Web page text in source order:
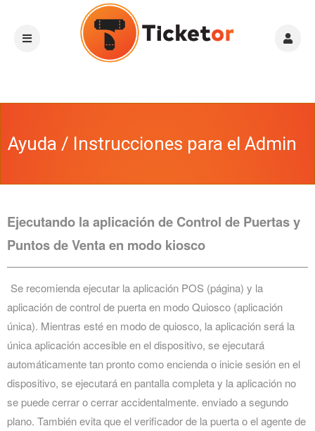
Ayuda / Instrucciones para el Admin
Ejecutando la aplicación de Control de Puertas y
Puntos de Venta en modo kiosco
Se recomienda ejecutar la aplicación POS (página) y la
aplicación de control de puerta en modo Quiosco (aplicación
única). Mientras esté en modo de quiosco, la aplicación será la
única aplicación accesible en el dispositivo, se ejecutará
automáticamente tan pronto como encienda o inicie sesión en el
dispositivo, se ejecutará en pantalla completa y la aplicación no
se puede cerrar o cerrar accidentalmente. enviado a segundo
plano. También evita que el verificador de la puerta o el agente de